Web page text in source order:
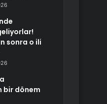
sonra o ili
bir dönem